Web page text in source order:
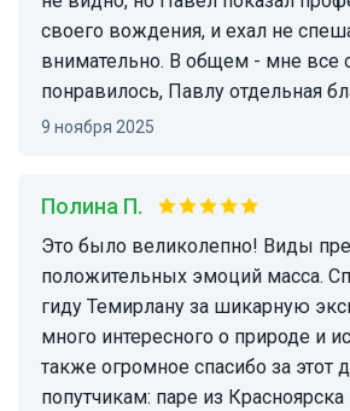
своего вождения, и ехал не
внимательно. В общем - мне все
понравилось, Павлу отдельная
9 ноября 2025
Полина П.
Это было великолепно! Виды прекрасны,
положительных эмоций масса.
гиду Темирлану за шикарную
много интересного о природе и
также огромное спасибо за этот
попутчикам: паре из Красноярска